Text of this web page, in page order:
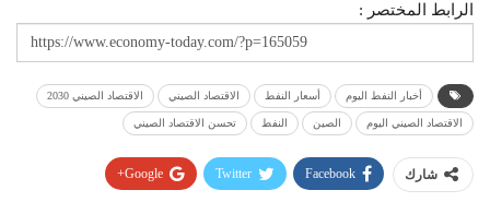
الرابط المختصر :
أخبار النفط اليوم أسعار النفط الاقتصاد الصيني الاقتصاد الصيني 2030
الاقتصاد الصيني اليوم الصين النفط تحسن الاقتصاد الصيني
شارك Facebook
Twitter
Google+